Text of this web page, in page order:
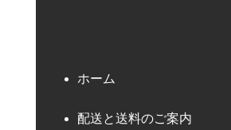
ホーム
配送と送料のご案内